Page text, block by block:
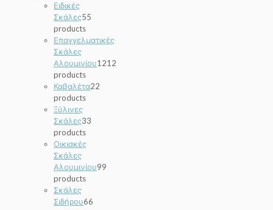
Ειδικές
Σκάλες55
products
Επαγγελματικές
Σκάλες
Αλουμινίου1212
products
Καβαλέτα22
products
Ξύλινες
Σκάλες33
products
Οικιακές
Σκάλες
Αλουμινίου99
products
Σκάλες
Σιδήρου66